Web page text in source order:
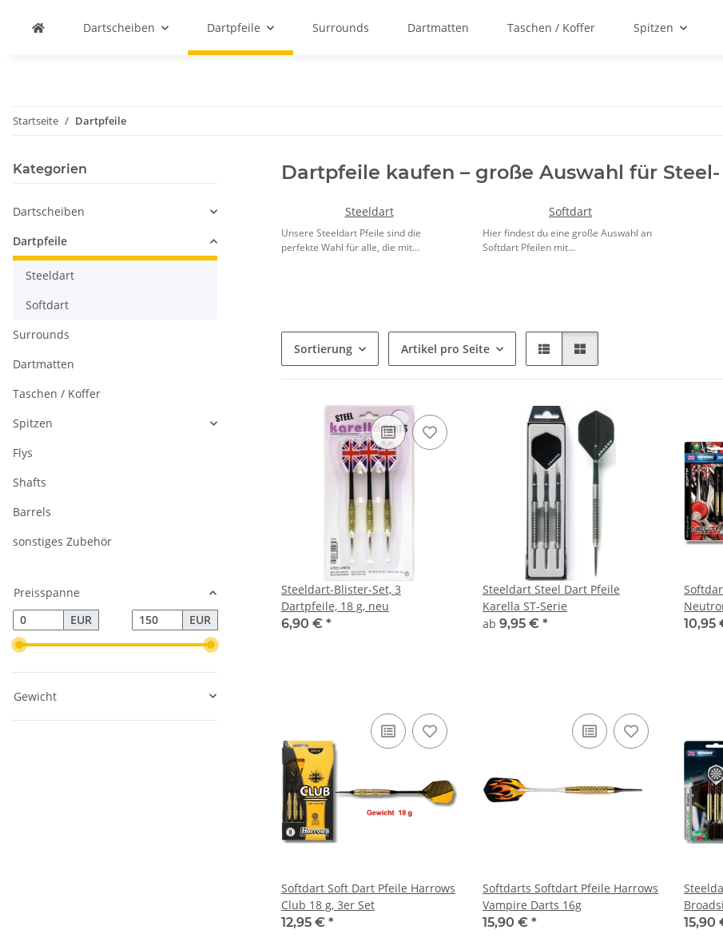
Dartscheiben Dartpfeile Surrounds Dartmatten Taschen / Koffer Spitzen
Startseite Dartpfeile
Dartpfeile kaufen – große Auswahl für
Steeldart
Unsere Steeldart Pfeile sind die
perfekte Wahl für alle, die mit...
Softdart
Hier findest du eine große Auswahl an
Softdart Pfeilen mit...
Sortierung Artikel pro Seite
Steeldart-Blister-Set, 3
Dartpfeile, 18 g, neu
6,90 € *
Steeldart Steel Dart Pfeile
Karella ST-Serie
ab 9,95 € *
10,95
Softdart Soft Dart Pfeile Harrows
Club 18 g, 3er Set
12,95 € *
Softdarts Softdart Pfeile Harrows
Vampire Darts 16g
15,90 € *
15,90
Kategorien
Dartscheiben
Dartpfeile
Steeldart
Softdart
Surrounds
Dartmatten
Taschen / Koffer
Spitzen
Flys
Shafts
Barrels
sonstiges Zubehör
Preisspanne
EUR
EUR
Gewicht